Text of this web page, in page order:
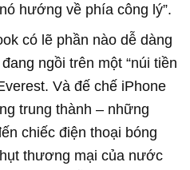
hướng về phía công lý”.
có lẽ phần nào dễ dàng
ngồi trên một “núi tiền
Và đế chế iPhone
trung thành – những
chiếc điện thoại bóng
thương mại của nước